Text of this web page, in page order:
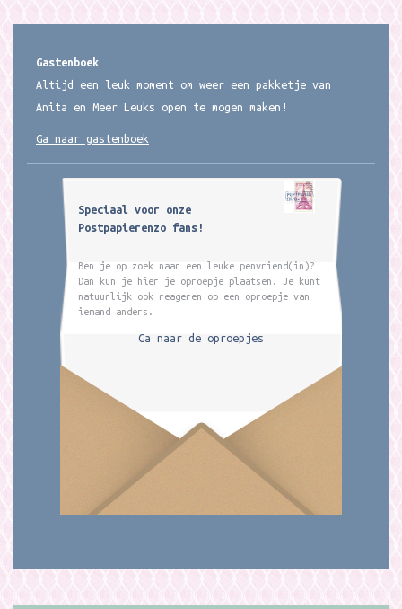
Gastenboek
Altijd een leuk moment om weer een pakketje van
Anita en Meer Leuks open te mogen maken!
Ga naar gastenboek
Speciaal voor onze
Postpapierenzo fans!
Ben je op zoek naar een leuke penvriend(in)?
Dan kun je hier je oproepje plaatsen. Je kunt
natuurlijk ook reageren op een oproepje van
iemand anders.
Ga naar de oproepjes